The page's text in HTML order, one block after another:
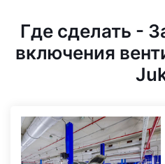
Где сделать -
включения